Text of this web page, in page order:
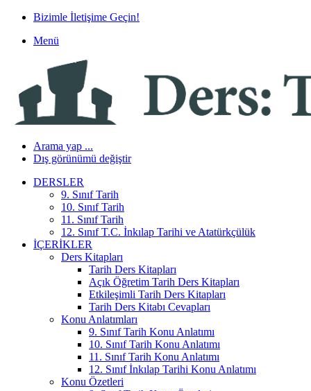
Bizimle İletişime Geçin!
Menü
Arama yap ...
Dış görünümü değiştir
DERSLER
9. Sınıf Tarih
10. Sınıf Tarih
11. Sınıf Tarih
12. Sınıf T.C. İnkılap Tarihi ve Atatürkçülük
İÇERIKLER
Ders Kitapları
Tarih Ders Kitapları
Açık Öğretim Tarih Ders Kitapları
Etkileşimli Tarih Ders Kitapları
Tarih Ders Kitabı Cevapları
Konu Anlatımları
9. Sınıf Tarih Konu Anlatımı
10. Sınıf Tarih Konu Anlatımı
11. Sınıf Tarih Konu Anlatımı
12. Sınıf İnkılap Tarihi Konu Anlatımı
Konu Özetleri